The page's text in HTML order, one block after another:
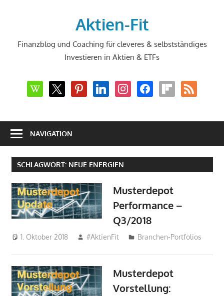
Aktien-Fit
Finanzblog und Coaching für cleveres & selbstständiges
Investieren in Aktien & ETFs
wikipedia
x pinterestlinkedininstagramfacebookflipboard
rss
NAVIGATION
SCHLAGWORT: NEUE ENERGIEN
Musterdepot
Performance –
Q3/2018
1. Oktober 2018 #AktienFit Branchen-Portfolios
Musterdepot
Vorstellung: